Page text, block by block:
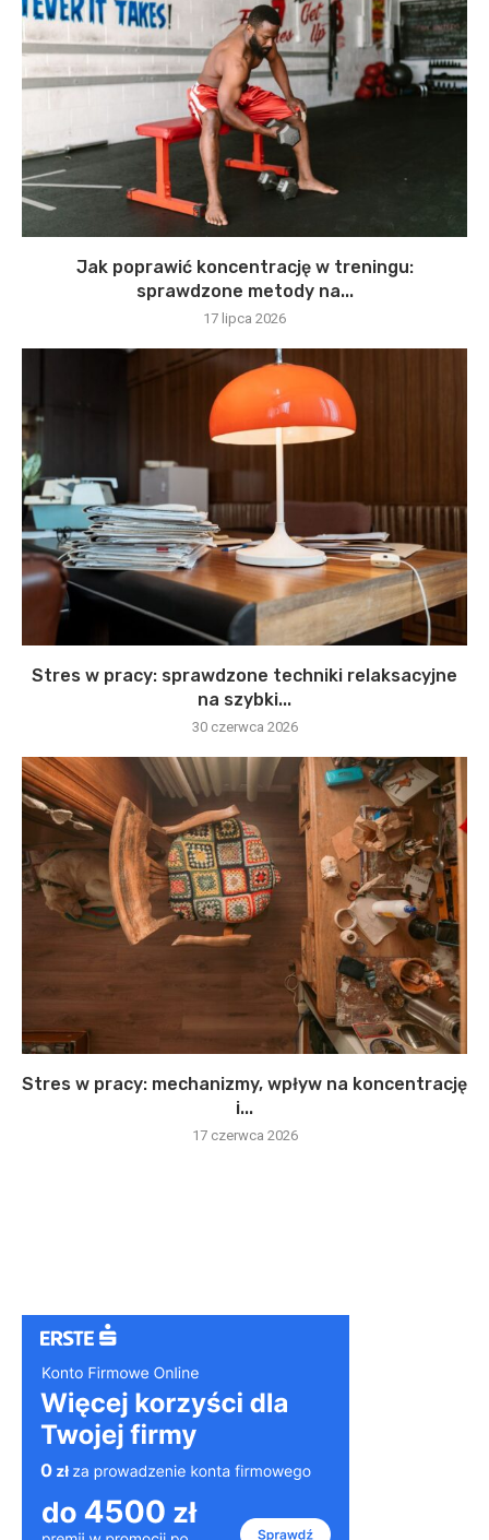
Jak poprawić koncentrację w treningu:
sprawdzone metody na...
17 lipca 2026
Stres w pracy: sprawdzone techniki relaksacyjne
na szybki...
30 czerwca 2026
Stres w pracy: mechanizmy, wpływ na koncentrację
i...
17 czerwca 2026